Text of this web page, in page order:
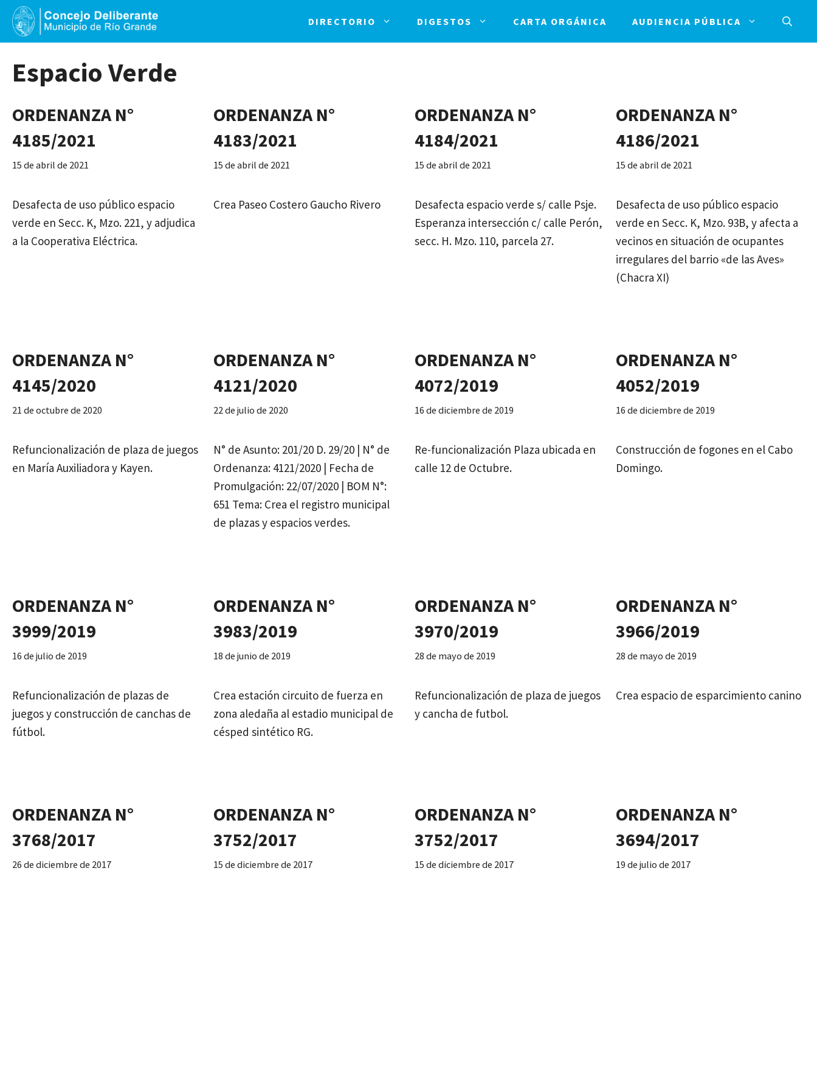
Saltar
contenido
DIRECTORIO DIGESTOS CARTA ORGÁNICA AUDIENCIA PÚBLICA
Espacio Verde
ORDENANZA N°
4185/2021
15 de abril de 2021
Desafecta de uso público espacio
verde en Secc. K, Mzo. 221, y adjudica
a la Cooperativa Eléctrica.
ORDENANZA N°
4183/2021
15 de abril de 2021
Crea Paseo Costero Gaucho Rivero
ORDENANZA N°
4184/2021
15 de abril de 2021
Desafecta espacio verde s/ calle Psje.
Esperanza intersección c/ calle Perón,
secc. H. Mzo. 110, parcela 27.
ORDENANZA N°
4186/2021
15 de abril de 2021
Desafecta de uso público espacio
verde en Secc. K, Mzo. 93B, y afecta a
vecinos en situación de ocupantes
irregulares del barrio «de las Aves»
(Chacra XI)
ORDENANZA N°
4145/2020
21 de octubre de 2020
Refuncionalización de plaza de juegos
en María Auxiliadora y Kayen.
ORDENANZA N°
4121/2020
22 de julio de 2020
N° de Asunto: 201/20 D. 29/20 | N° de
Ordenanza: 4121/2020 | Fecha de
Promulgación: 22/07/2020 | BOM N°:
651 Tema: Crea el registro municipal
de plazas y espacios verdes.
ORDENANZA N°
4072/2019
16 de diciembre de 2019
Re-funcionalización Plaza ubicada en
calle 12 de Octubre.
ORDENANZA N°
4052/2019
16 de diciembre de 2019
Construcción de fogones en el Cabo
Domingo.
ORDENANZA N°
3999/2019
16 de julio de 2019
Refuncionalización de plazas de
juegos y construcción de canchas de
fútbol.
ORDENANZA N°
3983/2019
18 de junio de 2019
Crea estación circuito de fuerza en
zona aledaña al estadio municipal de
césped sintético RG.
ORDENANZA N°
3970/2019
28 de mayo de 2019
Refuncionalización de plaza de juegos
y cancha de futbol.
ORDENANZA N°
3966/2019
28 de mayo de 2019
Crea espacio de esparcimiento canino
ORDENANZA N°
3768/2017
26 de diciembre de 2017
ORDENANZA N°
3752/2017
15 de diciembre de 2017
ORDENANZA N°
3752/2017
15 de diciembre de 2017
ORDENANZA N°
3694/2017
19 de julio de 2017